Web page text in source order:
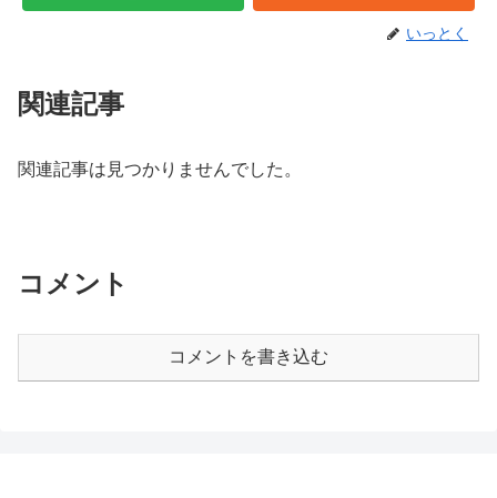
いっとく
関連記事
関連記事は見つかりませんでした。
コメント
コメントを書き込む